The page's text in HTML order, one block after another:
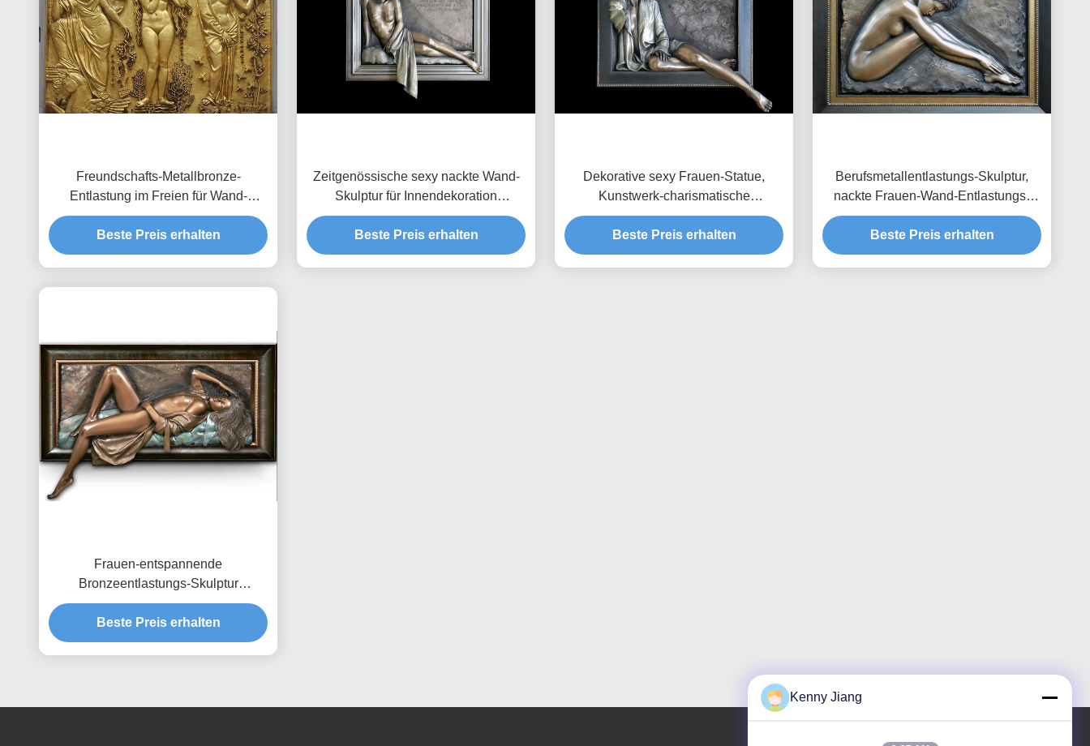
Freundschafts-Metallbronze-
Entlastung im Freien für Wand-
Dekoration kundengebundene Größe
Beste Preis erhalten
Zeitgenössische sexy nackte Wand-
Skulptur für Innendekoration
200*180cm
Beste Preis erhalten
Dekorative sexy Frauen-Statue,
Kunstwerk-charismatische
Bronzeentlastung 150*150cm
Beste Preis erhalten
Berufsmetallentlastungs-Skulptur,
nackte Frauen-Wand-Entlastungs-
Skulptur
Beste Preis erhalten
Frauen-entspannende
Bronzeentlastungs-Skulptur
dekoratives Soem/ODM annehmbar
Beste Preis erhalten
Kenny Jiang